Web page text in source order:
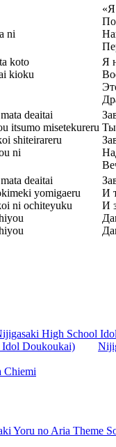
ni
koto
kioku
Я
deaitai
itsumo misetekureru
shiteirareru
ni
Ты
deaitai
yomigaeru
ni ochiteyuku
И
И
High School
Doukoukai)
Chiemi
Yoru no Aria Theme